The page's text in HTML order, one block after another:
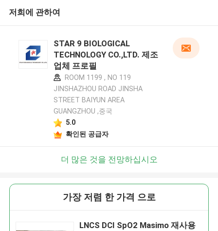
저희에 관하여
STAR 9 BIOLOGICAL
TECHNOLOGY CO.,LTD. 제조
업체 프로필
ROOM 1199 , NO 119
JINSHAZHOU ROAD JINSHA
STREET BAIYUN AREA
GUANGZHOU ,중국
5.0
확인된 공급자
더 많은 것을 전망하십시오
가장 저렴 한 가격 으로
LNCS DCI SpO2 Masimo 재사용